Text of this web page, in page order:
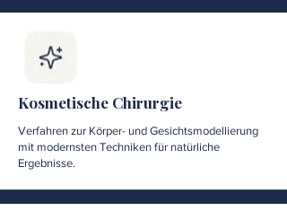
Kosmetische Chirurgie
Verfahren zur Körper- und Gesichtsmodellierung
mit modernsten Techniken für natürliche
Ergebnisse.